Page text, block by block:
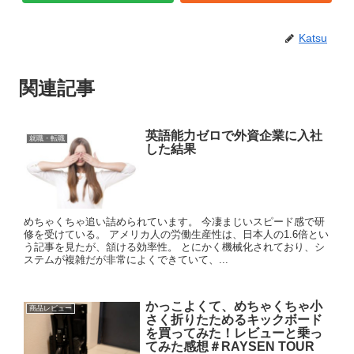
Katsu
関連記事
就職・転職
英語能力ゼロで外資企業に入社
した結果
めちゃくちゃ追い詰められています。 今凄まじいスピード感で研
修を受けている。 アメリカ人の労働生産性は、日本人の1.6倍とい
う記事を見たが、頷ける効率性。 とにかく機械化されており、シ
ステムが複雑だが非常によくできていて、...
商品レビュー
かっこよくて、めちゃくちゃ小
さく折りたためるキックボード
を買ってみた！レビューと乗っ
てみた感想＃RAYSEN TOUR